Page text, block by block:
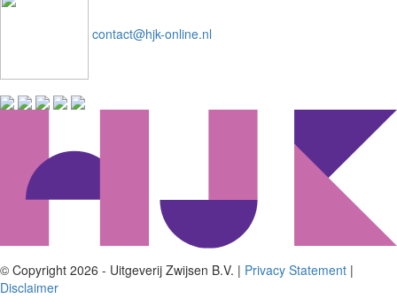
contact@hjk-online.nl
© Copyright 2026 - Uitgeverij Zwijsen B.V. | Privacy Statement |
Disclaimer